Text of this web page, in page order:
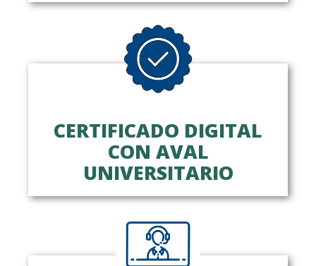
CERTIFICADO DIGITAL
CON AVAL
UNIVERSITARIO